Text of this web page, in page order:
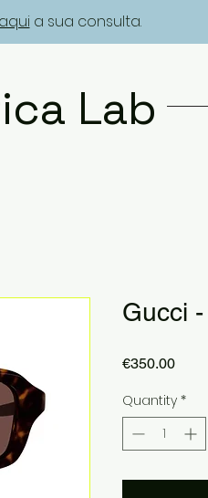
aqui a sua consulta.
Lab
Gucci
€350.00Price
Quantity *